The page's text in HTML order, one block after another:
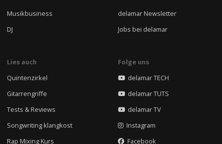
Musikbusiness
DJ
delamar Newsletter
Jobs bei delamar
Lies auch
Quintenzirkel
Gitarrengriffe
Tests & Reviews
Songwriting klangkost
Rap Mixing Kurs
Folge uns
delamar TECH
delamar TUTS
delamar TV
Instagram
Facebook